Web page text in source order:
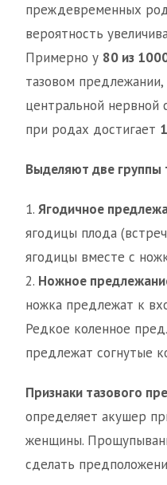
преждевременных
вероятность
Примерно у 80 из
тазовом
центральной нервной
при родах достигает
Выделяют две группы
1. Ягодичное
ягодицы плода
ягодицы вместе с
2. Ножное
ножка предлежат к
Редкое коленное
предлежат согнутые
Признаки тазового
определяет акушер
женщины.
сделать